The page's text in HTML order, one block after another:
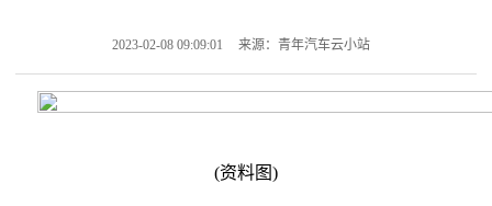
2023-02-08 09:09:01 来源：青年汽车云小站
(资料图)